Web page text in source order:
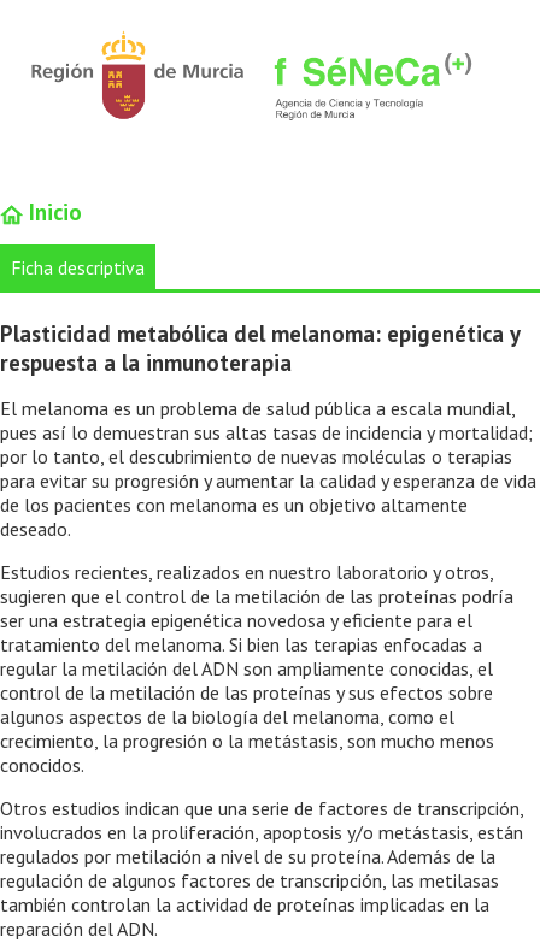
Inicio
Ficha descriptiva
Plasticidad metabólica del melanoma: epigenética y
respuesta a la inmunoterapia
El melanoma es un problema de salud pública a escala mundial,
pues así lo demuestran sus altas tasas de incidencia y mortalidad;
por lo tanto, el descubrimiento de nuevas moléculas o terapias
para evitar su progresión y aumentar la calidad y esperanza de vida
de los pacientes con melanoma es un objetivo altamente
deseado.
Estudios recientes, realizados en nuestro laboratorio y otros,
sugieren que el control de la metilación de las proteínas podría
ser una estrategia epigenética novedosa y eficiente para el
tratamiento del melanoma. Si bien las terapias enfocadas a
regular la metilación del ADN son ampliamente conocidas, el
control de la metilación de las proteínas y sus efectos sobre
algunos aspectos de la biología del melanoma, como el
crecimiento, la progresión o la metástasis, son mucho menos
conocidos.
Otros estudios indican que una serie de factores de transcripción,
involucrados en la proliferación, apoptosis y/o metástasis, están
regulados por metilación a nivel de su proteína. Además de la
regulación de algunos factores de transcripción, las metilasas
también controlan la actividad de proteínas implicadas en la
reparación del ADN.